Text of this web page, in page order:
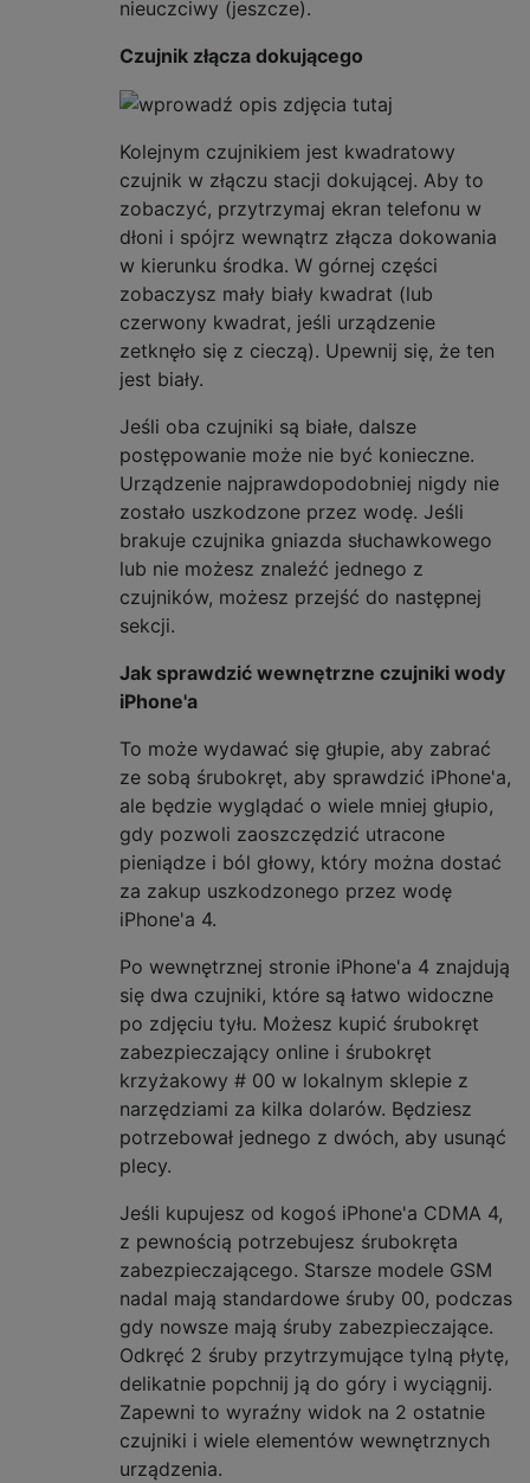
nieuczciwy (jeszcze).
Czujnik złącza dokującego
Kolejnym czujnikiem jest kwadratowy
czujnik w złączu stacji dokującej. Aby to
zobaczyć, przytrzymaj ekran telefonu w
dłoni i spójrz wewnątrz złącza dokowania
w kierunku środka. W górnej części
zobaczysz mały biały kwadrat (lub
czerwony kwadrat, jeśli urządzenie
zetknęło się z cieczą). Upewnij się, że ten
jest biały.
Jeśli oba czujniki są białe, dalsze
postępowanie może nie być konieczne.
Urządzenie najprawdopodobniej nigdy nie
zostało uszkodzone przez wodę. Jeśli
brakuje czujnika gniazda słuchawkowego
lub nie możesz znaleźć jednego z
czujników, możesz przejść do następnej
sekcji.
Jak sprawdzić wewnętrzne czujniki wody
iPhone'a
To może wydawać się głupie, aby zabrać
ze sobą śrubokręt, aby sprawdzić iPhone'a,
ale będzie wyglądać o wiele mniej głupio,
gdy pozwoli zaoszczędzić utracone
pieniądze i ból głowy, który można dostać
za zakup uszkodzonego przez wodę
iPhone'a 4.
Po wewnętrznej stronie iPhone'a 4 znajdują
się dwa czujniki, które są łatwo widoczne
po zdjęciu tyłu. Możesz kupić śrubokręt
zabezpieczający online i śrubokręt
krzyżakowy # 00 w lokalnym sklepie z
narzędziami za kilka dolarów. Będziesz
potrzebował jednego z dwóch, aby usunąć
plecy.
Jeśli kupujesz od kogoś iPhone'a CDMA 4,
z pewnością potrzebujesz śrubokręta
zabezpieczającego. Starsze modele GSM
nadal mają standardowe śruby 00, podczas
gdy nowsze mają śruby zabezpieczające.
Odkręć 2 śruby przytrzymujące tylną płytę,
delikatnie popchnij ją do góry i wyciągnij.
Zapewni to wyraźny widok na 2 ostatnie
czujniki i wiele elementów wewnętrznych
urządzenia.